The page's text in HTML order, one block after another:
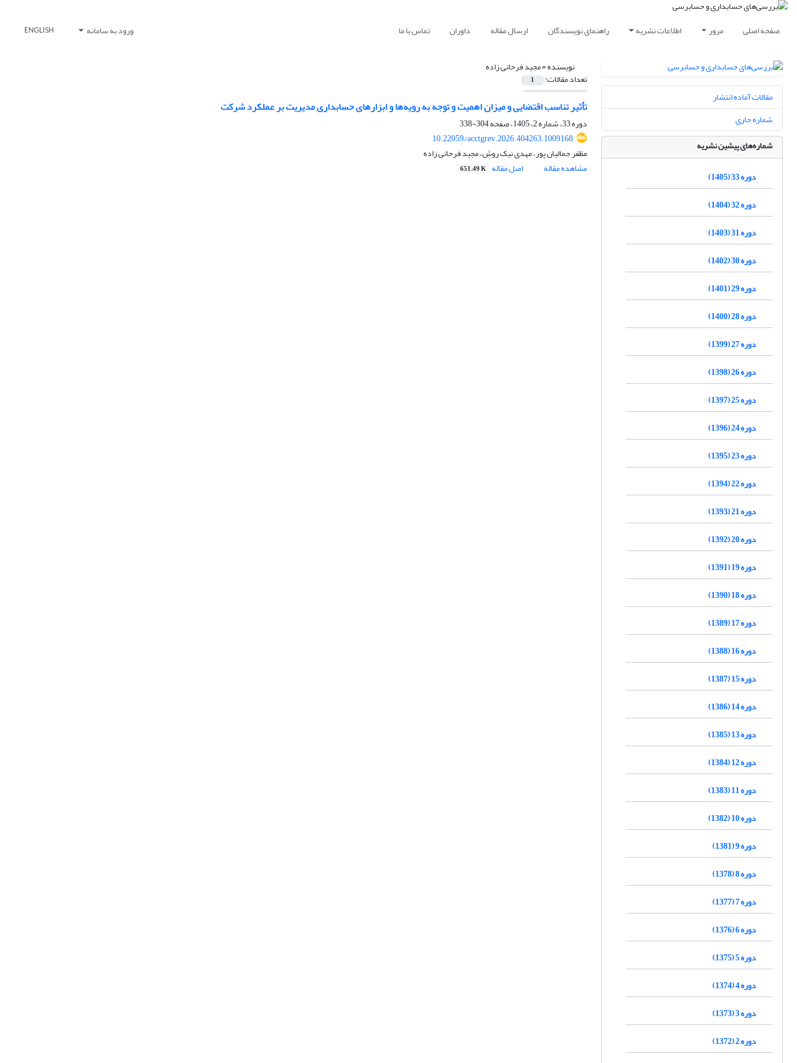
صفحه اصلی مرور اطلاعات نشریه راهنمای نویسندگان ارسال مقاله داوران تماس با ما ورود به سامانه ENGLISH
نویسنده =مجید فرحانی زاده
تعداد مقالات: 1
تأثیر تناسب اقتضایی و میزان اهمیت و توجه به رویه‌ها و ابزارهای حسابداری مدیریت بر عملکرد شرکت
دوره 33، شماره 2، 1405، صفحه
304-338
10.22059/acctgrev.2026.404263.1009168
مظفر جمالیان پور، مهدی نیک روش، مجید فرحانی زاده
مشاهده مقاله
اصل مقاله 651.49 K
مقالات آماده انتشار
شماره جاری
شماره‌های پیشین نشریه
دوره 33 (1405)
دوره 32 (1404)
دوره 31 (1403)
دوره 30 (1402)
دوره 29 (1401)
دوره 28 (1400)
دوره 27 (1399)
دوره 26 (1398)
دوره 25 (1397)
دوره 24 (1396)
دوره 23 (1395)
دوره 22 (1394)
دوره 21 (1393)
دوره 20 (1392)
دوره 19 (1391)
دوره 18 (1390)
دوره 17 (1389)
دوره 16 (1388)
دوره 15 (1387)
دوره 14 (1386)
دوره 13 (1385)
دوره 12 (1384)
دوره 11 (1383)
دوره 10 (1382)
دوره 9 (1381)
دوره 8 (1378)
دوره 7 (1377)
دوره 6 (1376)
دوره 5 (1375)
دوره 4 (1374)
دوره 3 (1373)
دوره 2 (1372)